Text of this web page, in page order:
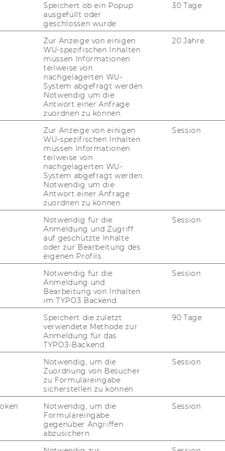
der Wahl­
In­ter­na­tio­
/ CEMS
der Wahl­fä­
Ma­nage­ment / CEMS
von Stel­len
Per­so­nal
Wien die Er­hö­hung des Frau­en­an­teils
zum Ziel ge­setzt hat, wer­den qua­li­fi­
sich zu be­wer­ben. Bei glei­cher
auf­ge­nom­men. Alle Be­wer­be­rin­
er­fül­len und den An­
ent­spre­chen, sind zu Be­wer­
für Gleich­be­hand­lungs­fra­gen ein­ge­rich­
Sie unter
http://www.wu.ac.at/struc­
um Ver­ständ­nis dafür, dass
die aus An­lass von Auswahl-​ und Auf­nah­
Speichert ob ein Popup
ausgefüllt oder
geschlossen wurde.
30 Tage
Zur Anzeige von einigen
WU-spezifischen Inhalten
müssen Informationen
teilweise von
nachgelagerten WU-
System abgefragt werden.
Notwendig um die
Antwort einer Anfrage
zuordnen zu können.
20 Jahre
Zur Anzeige von einigen
WU-spezifischen Inhalten
müssen Informationen
teilweise von
nachgelagerten WU-
System abgefragt werden.
Notwendig um die
Antwort einer Anfrage
zuordnen zu können.
Session
Notwendig für die
Anmeldung und Zugriff
auf geschützte Inhalte
oder zur Bearbeitung des
eigenen Profils.
Session
Notwendig für die
Anmeldung und
Bearbeitung von Inhalten
im TYPO3 Backend.
Session
Speichert die zuletzt
verwendete Methode zur
Anmeldung für das
TYPO3-Backend.
90 Tage
Notwendig, um die
Zuordnung von Besucher
zu Formulareingabe
sicherstellen zu können.
Session
Notwendig, um die
Formulareingabe
gegenüber Angriffen
abzusichern.
Session